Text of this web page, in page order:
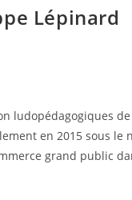
Lépinard
ludopédagogiques de
en 2015 sous le
grand public